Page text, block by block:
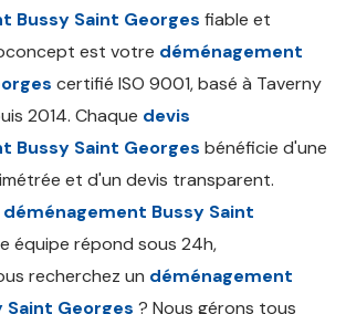
Bussy Saint Georges fiable et
est votre déménagement
certifié ISO 9001, basé à Taverny
2014. Chaque devis
Bussy Saint Georges bénéficie d'une
et d'un devis transparent.
Bussy Saint
équipe répond sous 24h,
recherchez un déménagement
Saint Georges ? Nous gérons tous